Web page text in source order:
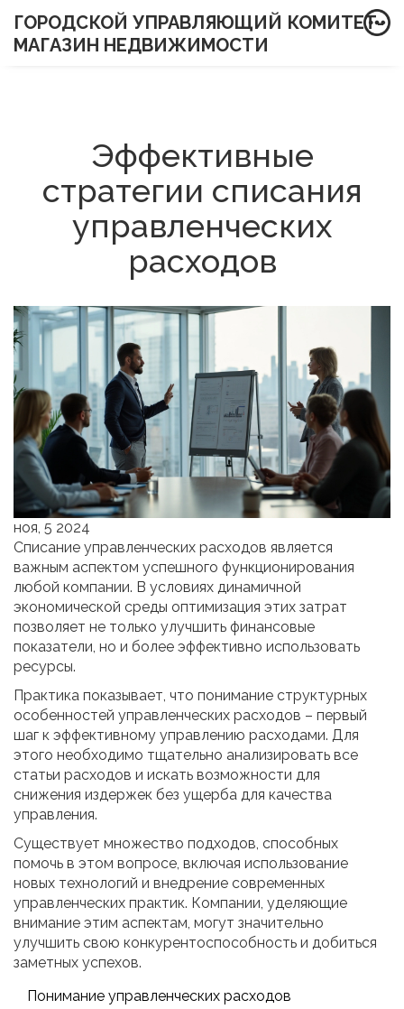
ГОРОДСКОЙ УПРАВЛЯЮЩИЙ КОМИТЕТ-
МАГАЗИН НЕДВИЖИМОСТИ
Эффективные
стратегии списания
управленческих
расходов
ноя, 5 2024
Списание управленческих расходов является
важным аспектом успешного функционирования
любой компании. В условиях динамичной
экономической среды оптимизация этих затрат
позволяет не только улучшить финансовые
показатели, но и более эффективно использовать
ресурсы.
Практика показывает, что понимание структурных
особенностей управленческих расходов – первый
шаг к эффективному управлению расходами. Для
этого необходимо тщательно анализировать все
статьи расходов и искать возможности для
снижения издержек без ущерба для качества
управления.
Существует множество подходов, способных
помочь в этом вопросе, включая использование
новых технологий и внедрение современных
управленческих практик. Компании, уделяющие
внимание этим аспектам, могут значительно
улучшить свою конкурентоспособность и добиться
заметных успехов.
Понимание управленческих расходов